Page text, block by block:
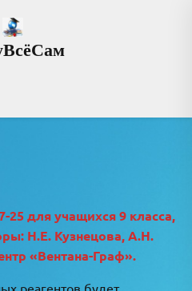
для учащихся 9 класса,
Н.Е. Кузнецова, А.Н.
«Вентана-Граф».
реагентов будет